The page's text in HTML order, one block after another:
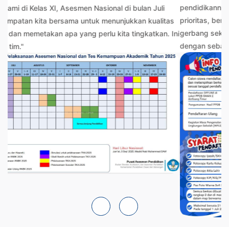
pendidikannya kepada kami. Kualitas akan selalu menjadi
prioritas, berapapun jumlah siswanya. Setiap anak yang masuk
gerbang sekolah ini adalah amanah yang akan kami didik
dengan sebaik-baiknya."